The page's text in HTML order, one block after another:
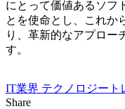
にとって価値あるソフ
とを使命とし、これか
り、革新的なアプロー
す。
IT業界 テクノロジート
Share